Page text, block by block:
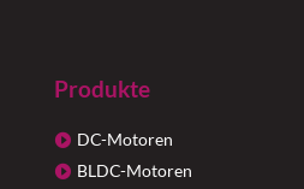
Produkte
DC-Motoren
BLDC-Motoren